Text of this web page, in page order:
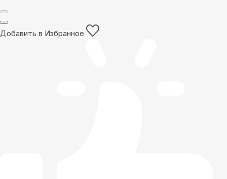
Добавить в Избранное